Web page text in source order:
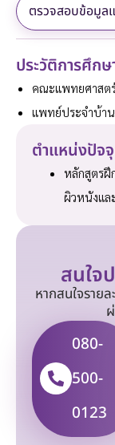
ตรวจสอบข้อมู
ประวัติการศึกษ
คณะแพทยศาสต
แพทย์ประจำบ้า
ตำแหน่งปัจ
หลักสูตรฝึ
ผิวหนังแล
สนใจ
หากสนใจราย
080-
500-
0123